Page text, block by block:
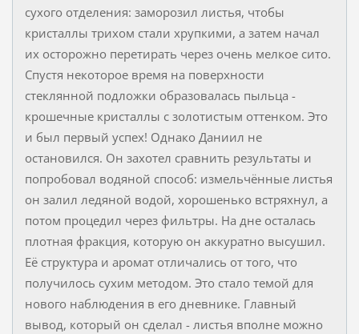
сухого отделения: заморозил листья, чтобы
кристаллы трихом стали хрупкими, а затем начал
их осторожно перетирать через очень мелкое сито.
Спустя некоторое время на поверхности
стеклянной подложки образовалась пыльца -
крошечные кристаллы с золотистым оттенком. Это
и был первый успех! Однако Даниил не
остановился. Он захотел сравнить результаты и
попробовал водяной способ: измельчённые листья
он залил ледяной водой, хорошенько встряхнул, а
потом процедил через фильтры. На дне осталась
плотная фракция, которую он аккуратно высушил.
Её структура и аромат отличались от того, что
получилось сухим методом. Это стало темой для
нового наблюдения в его дневнике. Главный
вывод, который он сделал - листья вполне можно